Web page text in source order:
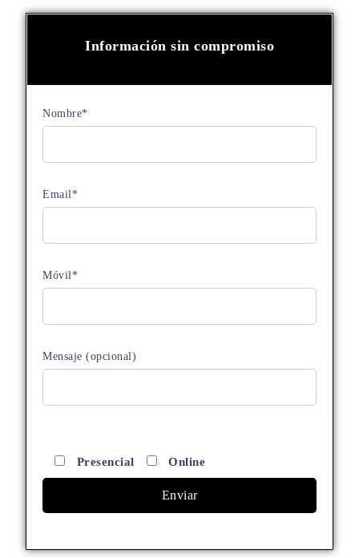
Información sin compromiso
Nombre*
Email*
Móvil*
Mensaje (opcional)
Presencial Online